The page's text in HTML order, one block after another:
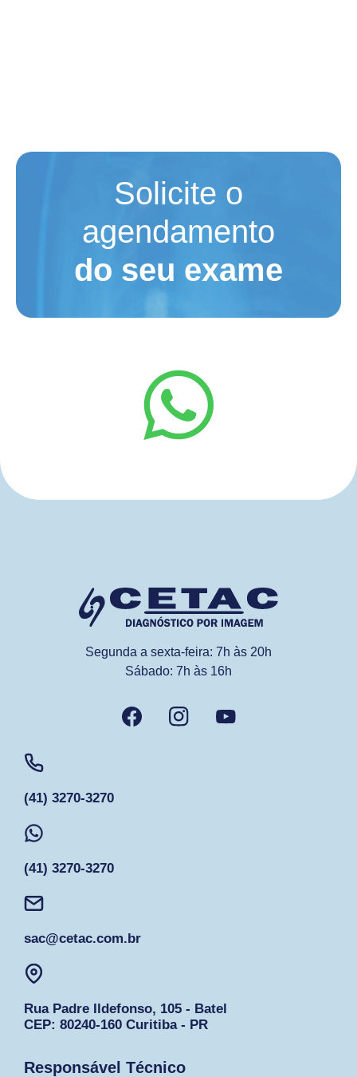
Solicite o
agendamento
do seu exame
Segunda a sexta-feira: 7h às 20h
Sábado: 7h às 16h
(41) 3270-3270
(41) 3270-3270
sac@cetac.com.br
Rua Padre Ildefonso, 105 - Batel
CEP: 80240-160 Curitiba - PR
Responsável Técnico